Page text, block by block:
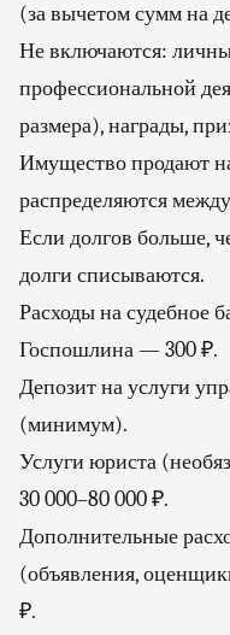
(за вычетом сумм на
Не включаются:
профессиональной
размера), награды,
Имущество продают
распределяются
Если долгов больше,
долги списываются.
Расходы на судебное
Госпошлина — 300 ₽.
Депозит на услуги
(минимум).
Услуги юриста
30 000–80 000 ₽.
Дополнительные
(объявления,
₽.